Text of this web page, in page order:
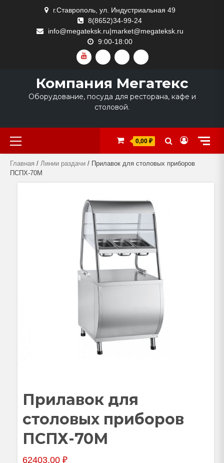
г.Ставрополь, ул. Индустриальная 49
8(8652)34-99-24
info@megateksk.ru|market@megateksk.ru
9:00-18:00
YOUTUBEVKVIDEORUTUBEDZEN
Компания Мегатекс
Оборудование, посуда для ресторана, кафе и
столовой.
Primary
Menu
0,00 ₽
Главная / Линии раздачи / Прилавок для столовых приборов
ПСПХ-70М
Прилавок для
столовых приборов
ПСПХ-70М
62403,00 ₽